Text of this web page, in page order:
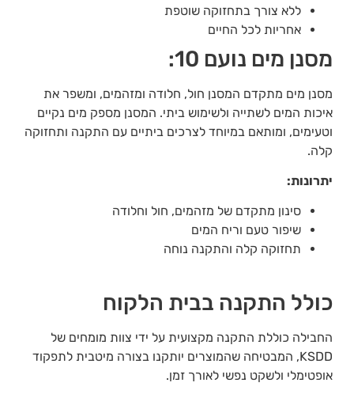
ללא צורך בתחזוקה שוטפת
אחריות לכל החיים
מסנן מים נועם 10:
מסנן מים מתקדם המסנן חול, חלודה ומזהמים, ומשפר את
איכות המים לשתייה ולשימוש ביתי. המסנן מספק מים נקיים
וטעימים, ומותאם במיוחד לצרכים ביתיים עם התקנה ותחזוקה
קלה.
יתרונות:
סינון מתקדם של מזהמים, חול וחלודה
שיפור טעם וריח המים
תחזוקה קלה והתקנה נוחה
כולל התקנה בבית הלקוח
החבילה כוללת התקנה מקצועית על ידי צוות מומחים של
KSDD, המבטיחה שהמוצרים יותקנו בצורה מיטבית לתפקוד
אופטימלי ולשקט נפשי לאורך זמן.